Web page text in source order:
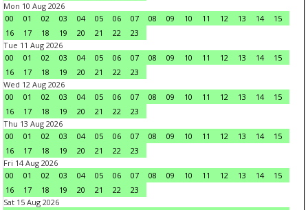
Mon 10 Aug 2026
00
01 02 03 04 05 06 07 08 09 10 11 12 13 14
15
16
17 18 19 20 21 22
23
Tue 11 Aug 2026
00
01 02 03 04 05 06 07 08 09 10 11 12 13 14
15
16
17 18 19 20 21 22
23
Wed 12 Aug 2026
00
01 02 03 04 05 06 07 08 09 10 11 12 13 14
15
16
17 18 19 20 21 22
23
Thu 13 Aug 2026
00
01 02 03 04 05 06 07 08 09 10 11 12 13 14
15
16
17 18 19 20 21 22
23
Fri 14 Aug 2026
00
01 02 03 04 05 06 07 08 09 10 11 12 13 14
15
16
17 18 19 20 21 22
23
Sat 15 Aug 2026